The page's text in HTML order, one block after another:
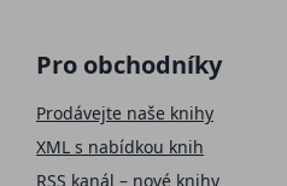
Pro obchodníky
Prodávejte naše knihy
XML s nabídkou knih
RSS kanál – nové knihy